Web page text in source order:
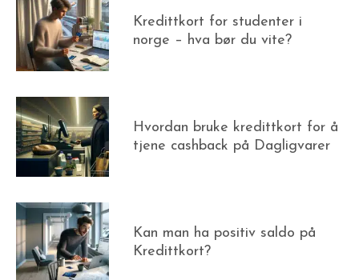
Kredittkort for studenter i
norge – hva bør du vite?
Hvordan bruke kredittkort for å
tjene cashback på Dagligvarer
Kan man ha positiv saldo på
Kredittkort?